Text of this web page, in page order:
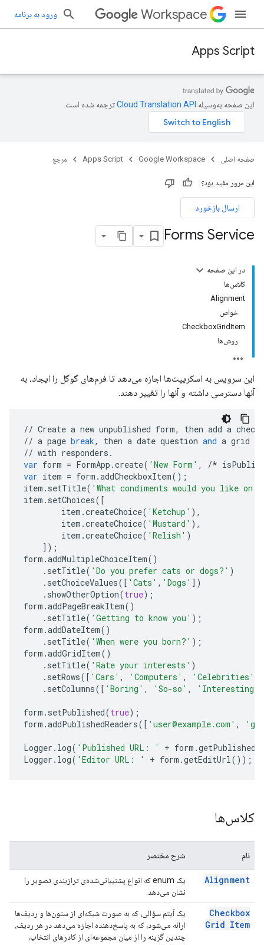
Workspace ورود به برنامه
Apps Script
این صفحه به‌وسیله ترجمه شده است.
صفحه اصلی Google Workspace
Apps Script مرجع
این مرور مفید بود؟
ارسال بازخورد
Forms Service
در این صفحه
کلاس‌ها
Alignment
خواص
CheckboxGridItem
روش‌ها
این سرویس به اسکریپت‌ها اجازه می‌دهد تا فرم‌های گوگل را ایجاد، به
آنها دسترسی داشته و آنها را تغییر دهند.
// Create a new unpublished form, then add a
// a page break, then a date question and a grid
// with responders .
var form = FormApp .create( 'New Form' , /*
var item = form .addCheckboxItem();
item . setTitle( 'What condiments would you like on
item . setChoices([
item .createChoice( 'Ketchup' ),
item .createChoice( 'Mustard' ),
item .createChoice( 'Relish' )
]);
form .addMultipleChoiceItem()
. setTitle( 'Do you prefer cats or dogs?' )
. setChoiceValues([ 'Cats' , 'Dogs' ])
. showOtherOption(true);
form .addPageBreakItem()
. setTitle( 'Getting to know you' );
form .addDateItem()
. setTitle( 'When were you born?' );
form .addGridItem()
. setTitle( 'Rate your interests' )
. setRows([ 'Cars' , 'Computers' , 'Celebrities'
. setColumns([ 'Boring' , 'So-so' , 'Interesting'
form . setPublished(true);
form .addPublishedReaders([ 'user@example.com' ,
Logger . log( 'Published URL: ' + form .
Logger . log( 'Editor URL: ' + form .getEditUrl());
کلاس‌ها
نام شرح مختصر
Alignment
یک enum که انواع پشتیبانی‌شده‌ی ترازبندی تصویر را
نشان می‌دهد.
Checkbox
Grid Item
یک آیتم سؤالی، که به صورت شبکه‌ای از ستون‌ها و ردیف‌ها
ارائه می‌شود، که به پاسخ‌دهنده اجازه می‌دهد در هر ردیف،
چندین گزینه را از میان مجموعه‌ای از کادرهای انتخاب،